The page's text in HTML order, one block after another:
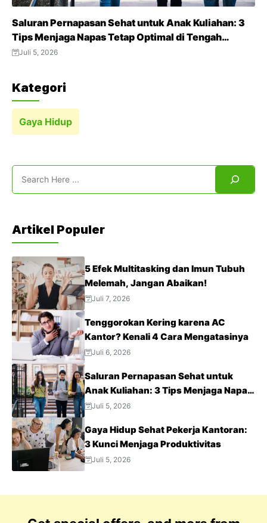
Saluran Pernapasan Sehat untuk Anak Kuliahan: 3
Tips Menjaga Napas Tetap Optimal di Tengah
Aktivitas Padat
Juli 5, 2026
Kategori
Gaya Hidup
Search
Artikel Populer
5 Efek Multitasking dan Imun Tubuh
Melemah, Jangan Abaikan!
Juli 7, 2026
Tenggorokan Kering karena AC
Kantor? Kenali 4 Cara Mengatasinya
Juli 6, 2026
Saluran Pernapasan Sehat untuk
Anak Kuliahan: 3 Tips Menjaga Napas
Tetap Optimal di Tengah Aktivitas
Juli 5, 2026
Gaya Hidup Sehat Pekerja Kantoran:
3 Kunci Menjaga Produktivitas
Juli 5, 2026